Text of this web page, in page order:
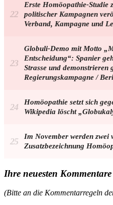
Erste Homöopathie-
politischer Kampagnen
Verband, Kampagne und
Globuli-Demo mit Motto
Entscheidung“: Spanier
Strasse und demonstrieren
Regierungskampagne /
Homöopathie setzt sich
Wikipedia löscht
Im November werden zwei
Zusatzbezeichnung
Ihre neuesten Kommentare
(Bitte an die Kommentarregeln